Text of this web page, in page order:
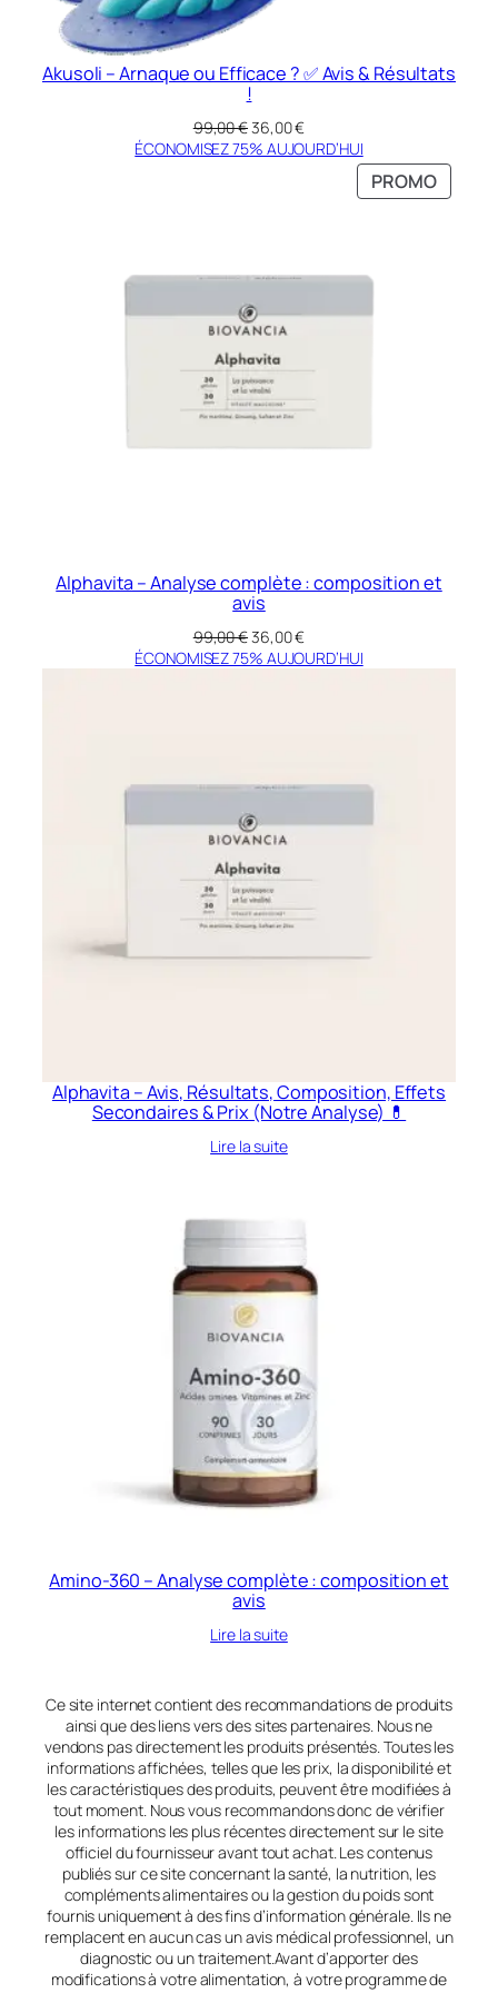
Akusoli – Arnaque ou Efficace ? ✅ Avis & Résultats
!
99,00€Le
prix
36,00€Le
prix
ÉCONOMISEZ 75% AUJOURD’HUI
PROMO
EN
Alphavita – Analyse complète : composition et
avis
99,00€Le
prix
36,00€Le
prix
ÉCONOMISEZ 75% AUJOURD’HUI
Alphavita – Avis, Résultats, Composition, Effets
Secondaires & Prix (Notre Analyse) 💊
Lire la suite
Amino-360 – Analyse complète : composition et
avis
Lire la suite
Ce site internet contient des recommandations de produits
ainsi que des liens vers des sites partenaires. Nous ne
vendons pas directement les produits présentés. Toutes les
informations affichées, telles que les prix, la disponibilité et
les caractéristiques des produits, peuvent être modifiées à
tout moment. Nous vous recommandons donc de vérifier
les informations les plus récentes directement sur le site
officiel du fournisseur avant tout achat. Les contenus
publiés sur ce site concernant la santé, la nutrition, les
compléments alimentaires ou la gestion du poids sont
fournis uniquement à des fins d’information générale. Ils ne
remplacent en aucun cas un avis médical professionnel, un
diagnostic ou un traitement.Avant d’apporter des
modifications à votre alimentation, à votre programme de